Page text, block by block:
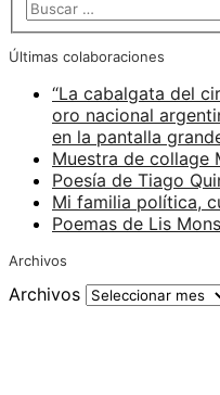
Últimas colaboraciones
“La cabalgata del
oro nacional
en la pantalla
Muestra de collage
Poesía de Tiago
Mi familia política,
Poemas de Lis
Archivos
Archivos